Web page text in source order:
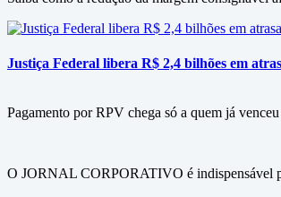
Justiça Federal libera R$ 2,4 bilhões em
Pagamento por RPV chega só a quem já
O JORNAL CORPORATIVO é indispensável